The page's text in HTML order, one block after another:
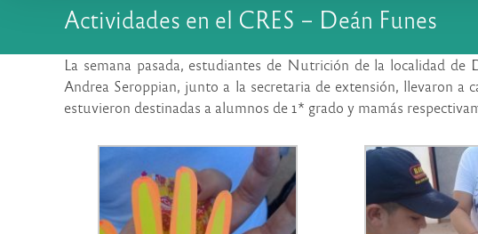
Actividades en el CRES – Deán Funes
La semana pasada, estudiantes de Nutrición de la localidad
Andrea Seroppian, junto a la secretaria de extensión, llevaron a
estuvieron destinadas a alumnos de 1* grado y mamás